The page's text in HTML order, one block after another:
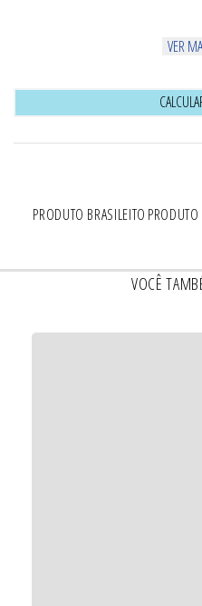
VER
PRODUTO BRASILEITO PRODUTO
VOCÊ